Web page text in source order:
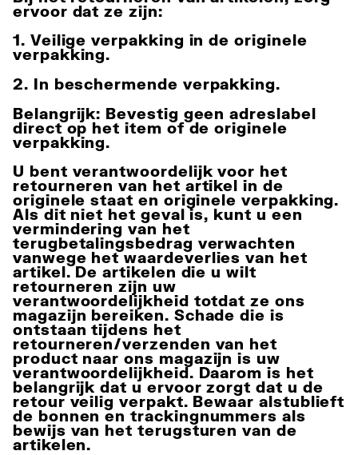
ervoor dat ze zijn:
1. Veilige verpakking in de originele
verpakking.
2. In beschermende verpakking.
Belangrijk: Bevestig geen adreslabel
direct op het item of de originele
verpakking.
U bent verantwoordelijk voor het
retourneren van het artikel in de
originele staat en originele verpakking.
Als dit niet het geval is, kunt u een
vermindering van het
terugbetalingsbedrag verwachten
vanwege het waardeverlies van het
artikel. De artikelen die u wilt
retourneren zijn uw
verantwoordelijkheid totdat ze ons
magazijn bereiken. Schade die is
ontstaan tijdens het
retourneren/verzenden van het
product naar ons magazijn is uw
verantwoordelijkheid. Daarom is het
belangrijk dat u ervoor zorgt dat u de
retour veilig verpakt. Bewaar alstublieft
de bonnen en trackingnummers als
bewijs van het terugsturen van de
artikelen.